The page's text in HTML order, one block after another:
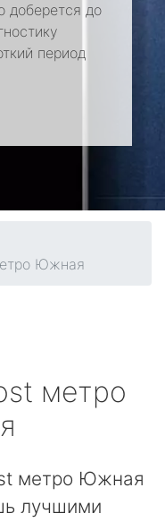
доберется до
период
Южная
метро
метро Южная
лучшими